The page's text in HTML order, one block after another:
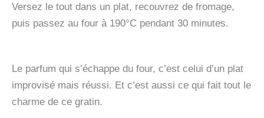
Versez le tout dans un plat, recouvrez de fromage,
puis passez au four à 190°C pendant 30 minutes.
Le parfum qui s’échappe du four, c’est celui d’un plat
improvisé mais réussi. Et c’est aussi ce qui fait tout le
charme de ce gratin.